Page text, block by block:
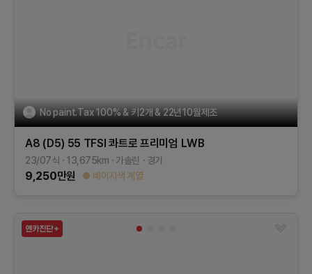
No paint.Tax 100% & 키2개 & 22년10월제조
A8 (D5) 55 TFSI 콰트로 프리미엄 LWB
23/07식 13,675km 가솔린 경기
9,250만원 베이지색 계열